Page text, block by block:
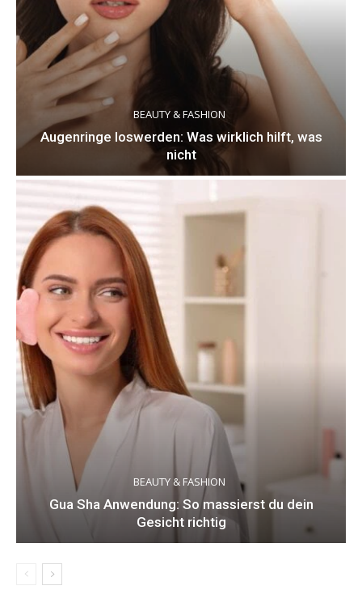
BEAUTY & FASHION
Augenringe loswerden: Was wirklich hilft, was
nicht
BEAUTY & FASHION
Gua Sha Anwendung: So massierst du dein
Gesicht richtig